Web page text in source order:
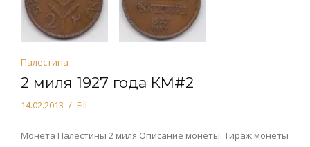
Палестина
2 миля 1927 года КМ#2
14.02.2013 Fill
Монета Палестины 2 миля Описание монеты: Тираж монеты